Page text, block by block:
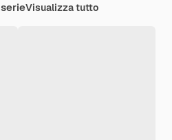
Visualizza tutto